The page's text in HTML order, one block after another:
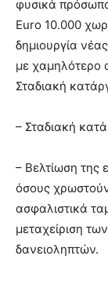
φυσικά
Euro 10.000
δημιουργία
με χαμηλότερο
Σταδιακή
– Σταδιακή
– Βελτίωση της
όσους
ασφαλιστικά
μεταχείριση
δανειοληπτών.